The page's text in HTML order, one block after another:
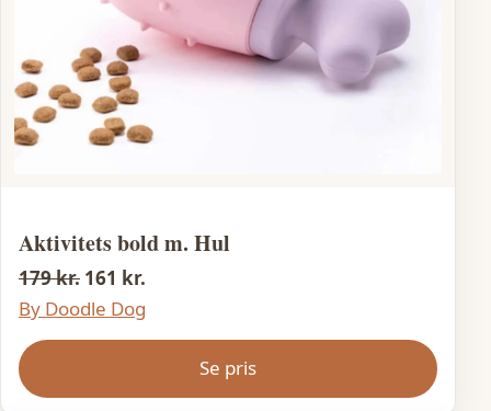
Aktivitets bold m. Hul
179 kr. 161 kr.
By Doodle Dog
Se pris